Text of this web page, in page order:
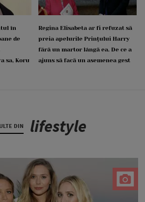
în
de
sa, Koru
Regina Elisabeta ar fi refuzat să
preia apelurile Prințului Harry
fără un martor lângă ea. De ce a
ajuns să facă un asemenea gest
DIN lifestyle